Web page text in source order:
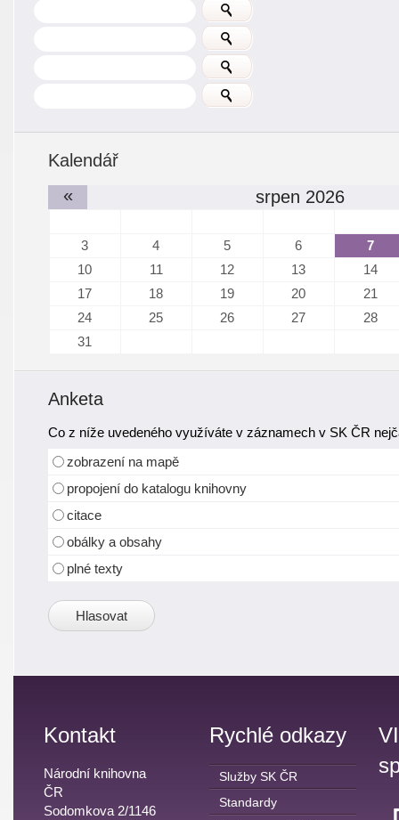
Kalendář
«
srpen 2026
3 4 5 6
7
10
11 12 13
14
17
18 19 20
21
24
25 26 27
28
31
Anketa
Co z níže uvedeného využíváte v záznamech v SK ČR
zobrazení na mapě
propojení do katalogu knihovny
citace
obálky a obsahy
plné texty
Kontakt
Národní knihovna
ČR
Sodomkova 2/1146
Rychlé odkazy
Služby SK ČR
Standardy